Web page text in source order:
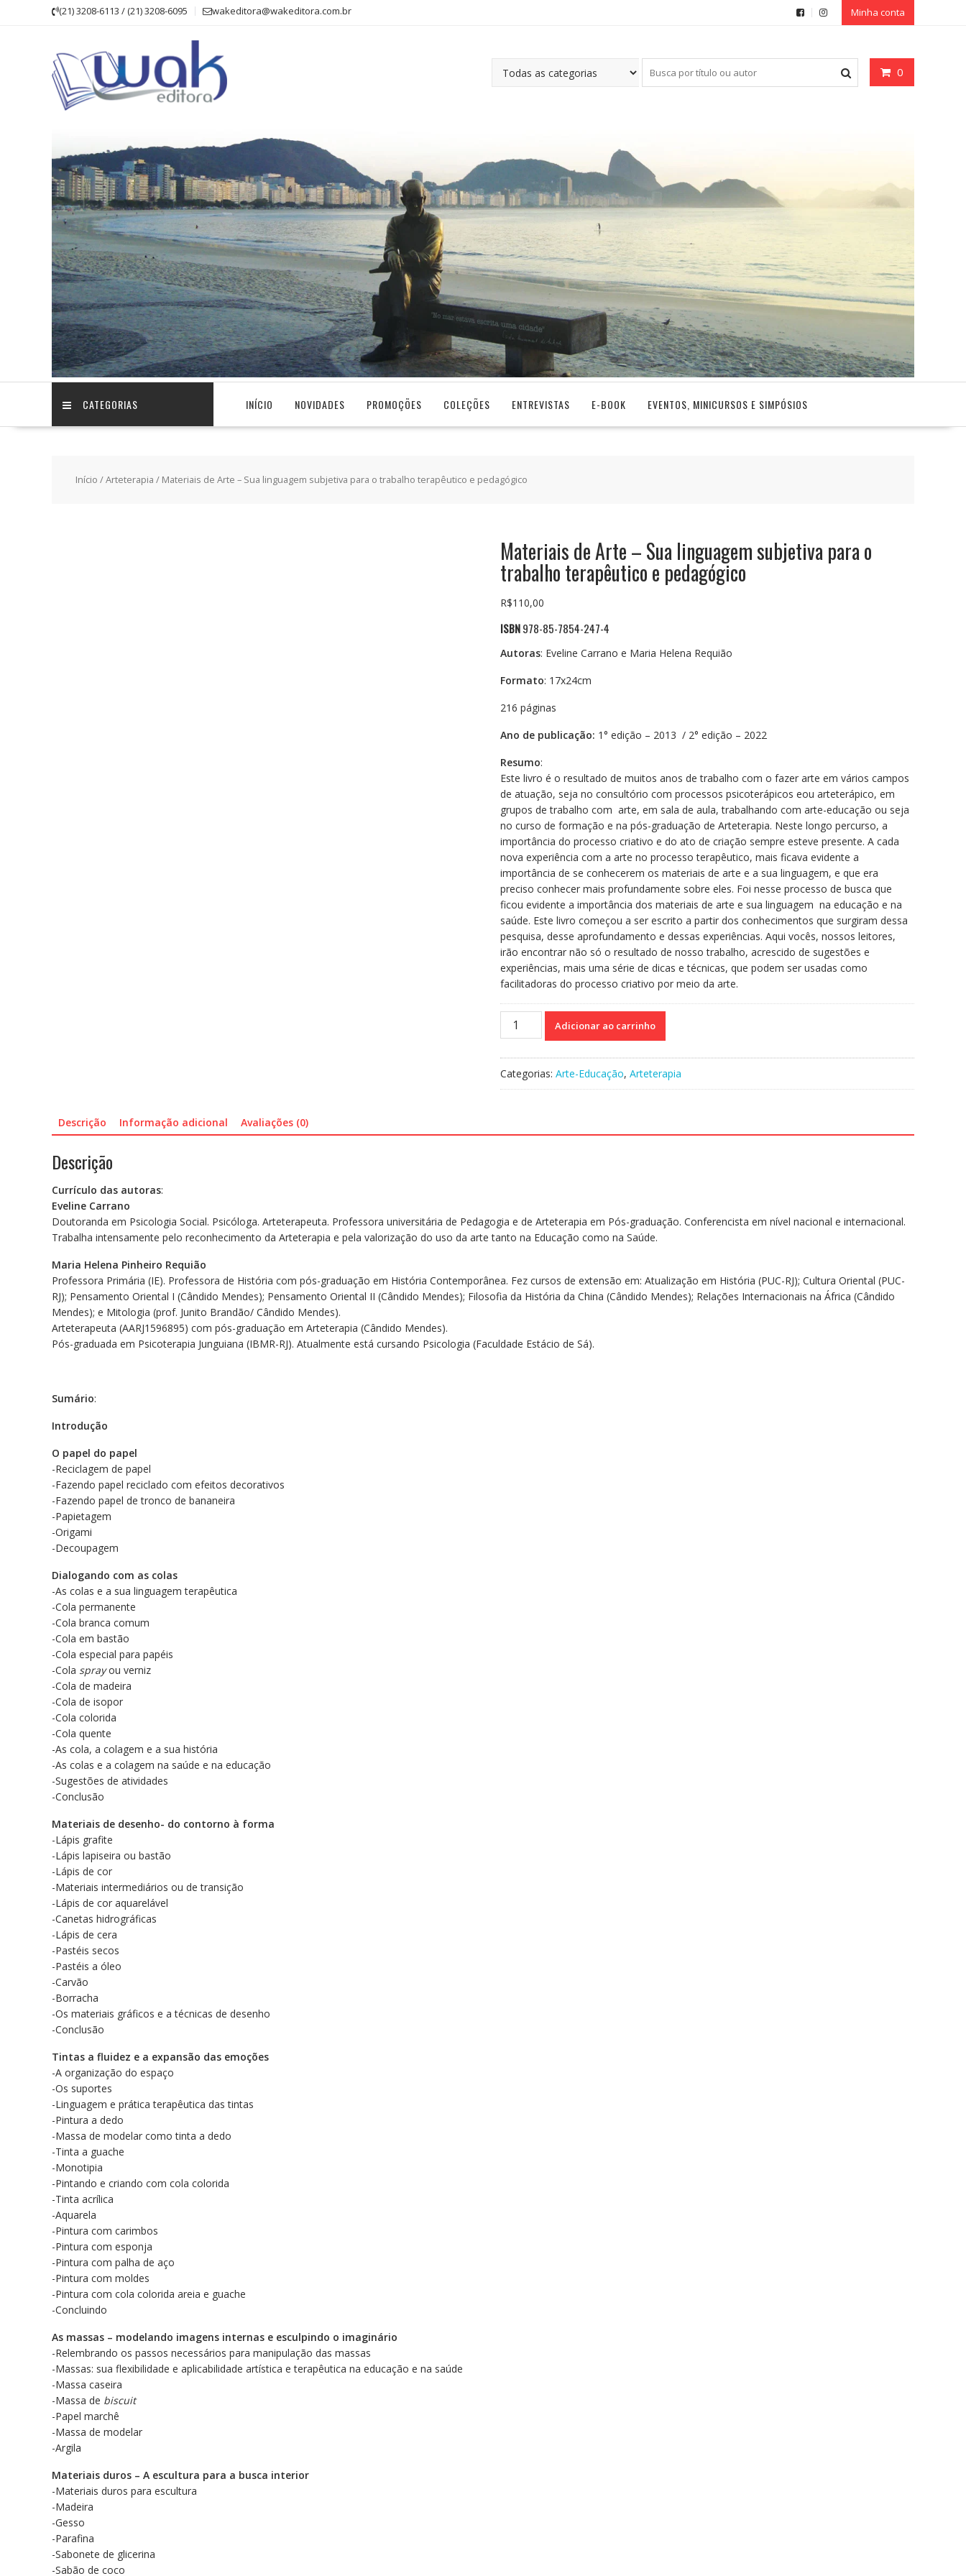
(21) 3208-6113 / (21) 3208-6095 wakeditora@wakeditora.com.br Minha conta
0
CATEGORIAS INÍCIO NOVIDADES PROMOÇÕES COLEÇÕES ENTREVISTAS E-BOOK EVENTOS, MINICURSOS E SIMPÓSIOS
Início /Arteterapia / Materiais de Arte – Sua linguagem subjetiva para o trabalho terapêutico e pedagógico
Materiais de Arte – Sua linguagem subjetiva para o
trabalho terapêutico e pedagógico
R$110,00
ISBN978-85-7854-247-4
Autoras: Eveline Carrano e Maria Helena Requião
Formato: 17x24cm
216 páginas
Ano de publicação: 1° edição – 2013 / 2° edição – 2022
Resumo:
Este livro é o resultado de muitos anos de trabalho com o fazer arte em vários campos
de atuação, seja no consultório com processos psicoterápicos eou arteterápico, em
grupos de trabalho com arte, em sala de aula, trabalhando com arte-educação ou seja
no curso de formação e na pós-graduação de Arteterapia. Neste longo percurso, a
importância do processo criativo e do ato de criação sempre esteve presente. A cada
nova experiência com a arte no processo terapêutico, mais ficava evidente a
importância de se conhecerem os materiais de arte e a sua linguagem, e que era
preciso conhecer mais profundamente sobre eles. Foi nesse processo de busca que
ficou evidente a importância dos materiais de arte e sua linguagem na educação e na
saúde. Este livro começou a ser escrito a partir dos conhecimentos que surgiram dessa
pesquisa, desse aprofundamento e dessas experiências. Aqui vocês, nossos leitores,
irão encontrar não só o resultado de nosso trabalho, acrescido de sugestões e
experiências, mais uma série de dicas e técnicas, que podem ser usadas como
facilitadoras do processo criativo por meio da arte.
Materiais
Sua
quantidade
Adicionar ao carrinho
Categorias: Arte-Educação, Arteterapia
Descrição Informação adicional Avaliações (0)
Descrição
Currículo das autoras:
Eveline Carrano
Doutoranda em Psicologia Social. Psicóloga. Arteterapeuta. Professora universitária de Pedagogia e de Arteterapia em Pós-graduação. Conferencista em nível nacional e internacional.
Trabalha intensamente pelo reconhecimento da Arteterapia e pela valorização do uso da arte tanto na Educação como na Saúde.
Maria Helena Pinheiro Requião
Professora Primária (IE). Professora de História com pós-graduação em História Contemporânea. Fez cursos de extensão em: Atualização em História (PUC-RJ); Cultura Oriental (PUC-
RJ); Pensamento Oriental I (Cândido Mendes); Pensamento Oriental II (Cândido Mendes); Filosofia da História da China (Cândido Mendes); Relações Internacionais na África (Cândido
Mendes); e Mitologia (prof. Junito Brandão/ Cândido Mendes).
Arteterapeuta (AARJ1596895) com pós-graduação em Arteterapia (Cândido Mendes).
Pós-graduada em Psicoterapia Junguiana (IBMR-RJ). Atualmente está cursando Psicologia (Faculdade Estácio de Sá).
Sumário:
Introdução
O papel do papel
-Reciclagem de papel
-Fazendo papel reciclado com efeitos decorativos
-Fazendo papel de tronco de bananeira
-Papietagem
-Origami
-Decoupagem
Dialogando com as colas
-As colas e a sua linguagem terapêutica
-Cola permanente
-Cola branca comum
-Cola em bastão
-Cola especial para papéis
-Cola sprayou verniz
-Cola de madeira
-Cola de isopor
-Cola colorida
-Cola quente
-As cola, a colagem e a sua história
-As colas e a colagem na saúde e na educação
-Sugestões de atividades
-Conclusão
Materiais de desenho- do contorno à forma
-Lápis grafite
-Lápis lapiseira ou bastão
-Lápis de cor
-Materiais intermediários ou de transição
-Lápis de cor aquarelável
-Canetas hidrográficas
-Lápis de cera
-Pastéis secos
-Pastéis a óleo
-Carvão
-Borracha
-Os materiais gráficos e a técnicas de desenho
-Conclusão
Tintas a fluidez e a expansão das emoções
-A organização do espaço
-Os suportes
-Linguagem e prática terapêutica das tintas
-Pintura a dedo
-Massa de modelar como tinta a dedo
-Tinta a guache
-Monotipia
-Pintando e criando com cola colorida
-Tinta acrílica
-Aquarela
-Pintura com carimbos
-Pintura com esponja
-Pintura com palha de aço
-Pintura com moldes
-Pintura com cola colorida areia e guache
-Concluindo
As massas – modelando imagens internas e esculpindo o imaginário
-Relembrando os passos necessários para manipulação das massas
-Massas: sua flexibilidade e aplicabilidade artística e terapêutica na educação e na saúde
-Massa caseira
-Massa de biscuit
-Papel marchê
-Massa de modelar
-Argila
Materiais duros – A escultura para a busca interior
-Materiais duros para escultura
-Madeira
-Gesso
-Parafina
-Sabonete de glicerina
-Sabão de coco